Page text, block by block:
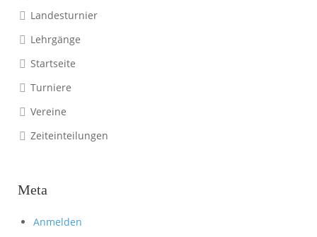
Landesturnier
Lehrgänge
Startseite
Turniere
Vereine
Zeiteinteilungen
Meta
Anmelden